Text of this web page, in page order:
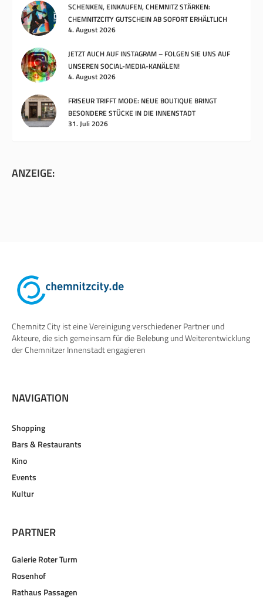
SCHENKEN, EINKAUFEN, CHEMNITZ STÄRKEN:
CHEMNITZCITY GUTSCHEIN AB SOFORT ERHÄLTLICH
JETZT AUCH AUF INSTAGRAM – FOLGEN SIE UNS AUF
UNSEREN SOCIAL-MEDIA-KANÄLEN!
FRISEUR TRIFFT MODE: NEUE BOUTIQUE BRINGT
BESONDERE STÜCKE IN DIE INNENSTADT
Chemnitz City ist eine Vereinigung verschiedener Partner und
Akteure, die sich gemeinsam für die Belebung und Weiterentwicklung
Shopping
Bars & Restaurants
Kino
Events
Galerie Roter Turm
Rosenhof